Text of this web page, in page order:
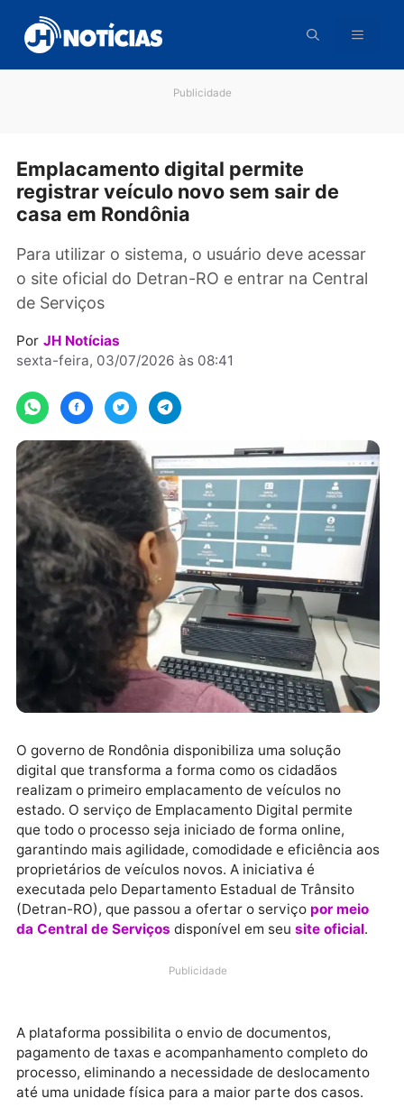
para
conteúdo
Emplacamento digital permite
registrar veículo novo sem sair de
Para utilizar o sistema, o usuário deve
o site oficial do Detran-RO e entrar na
de Serviços
sexta-feira, 03/07/2026 às 08:41
O governo de Rondônia disponibiliza uma solução
digital que transforma a forma como os cidadãos
realizam o primeiro emplacamento de veículos no
estado. O serviço de Emplacamento Digital permite
que todo o processo seja iniciado de forma online,
garantindo mais agilidade, comodidade e eficiência
proprietários de veículos novos. A iniciativa é
da Central de Serviçosdisponível em seusite oficial
Publicidade